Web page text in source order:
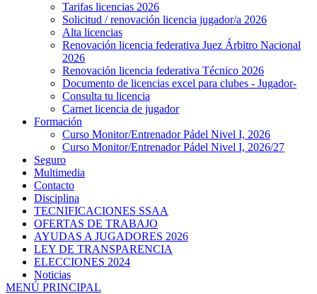
Tarifas licencias 2026
Solicitud / renovación licencia jugador/a 2026
Alta licencias
Renovación licencia federativa Juez Árbitro Nacional
2026
Renovación licencia federativa Técnico 2026
Documento de licencias excel para clubes - Jugador-
Consulta tu licencia
Carnet licencia de jugador
Formación
Curso Monitor/Entrenador Pádel Nivel I, 2026
Curso Monitor/Entrenador Pádel Nivel I, 2026/27
Seguro
Multimedia
Contacto
Disciplina
TECNIFICACIONES SSAA
OFERTAS DE TRABAJO
AYUDAS A JUGADORES 2026
LEY DE TRANSPARENCIA
ELECCIONES 2024
Noticias
MENÚ PRINCIPAL